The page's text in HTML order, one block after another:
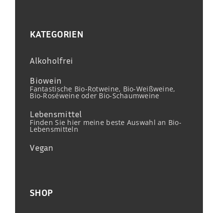
KATEGORIEN
Alkoholfrei
Biowein
Fantastische Bio-Rotweine, Bio-Weißweine,
Bio-Roséweine oder Bio-Schaumweine
Lebensmittel
Finden Sie hier meine beste Auswahl an Bio-
Lebensmitteln
Vegan
SHOP